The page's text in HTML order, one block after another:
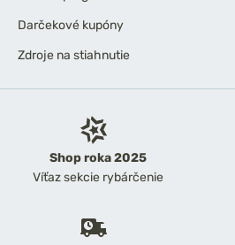
Shop roka 2025
Víťaz sekcie rybárčenie
Darčekové kupóny
Zdroje na stiahnutie